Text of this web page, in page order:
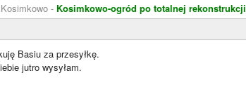
- Kosimkowo-ogród po totalnej rekonstrukcji
Basiu za przesyłkę.
jutro wysyłam.